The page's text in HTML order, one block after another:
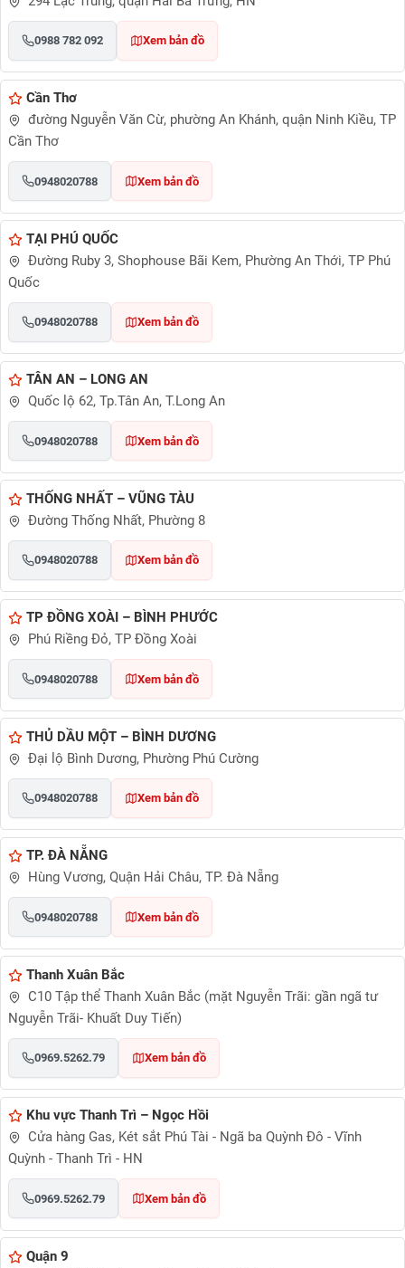
0988 782 092 Xem bản đồ
Cần Thơ
đường Nguyễn Văn Cừ, phường An Khánh, quận Ninh Kiều, TP
Cần Thơ
0948020788 Xem bản đồ
TẠI PHÚ QUỐC
Đường Ruby 3, Shophouse Bãi Kem, Phường An Thới, TP Phú
Quốc
0948020788 Xem bản đồ
TÂN AN – LONG AN
Quốc lộ 62, Tp.Tân An, T.Long An
0948020788 Xem bản đồ
THỐNG NHẤT – VŨNG TÀU
Đường Thống Nhất, Phường 8
0948020788 Xem bản đồ
TP ĐỒNG XOÀI – BÌNH PHƯỚC
Phú Riềng Đỏ, TP Đồng Xoài
0948020788 Xem bản đồ
THỦ DẦU MỘT – BÌNH DƯƠNG
Đại lộ Bình Dương, Phường Phú Cường
0948020788 Xem bản đồ
TP. ĐÀ NẴNG
Hùng Vương, Quận Hải Châu, TP. Đà Nẵng
0948020788 Xem bản đồ
Thanh Xuân Bắc
C10 Tập thể Thanh Xuân Bắc (mặt Nguyễn Trãi: gần ngã tư
Nguyễn Trãi- Khuất Duy Tiến)
0969.5262.79 Xem bản đồ
Khu vực Thanh Trì – Ngọc Hồi
Cửa hàng Gas, Két sắt Phú Tài - Ngã ba Quỳnh Đô - Vĩnh
Quỳnh - Thanh Trì - HN
0969.5262.79 Xem bản đồ
Quận 9